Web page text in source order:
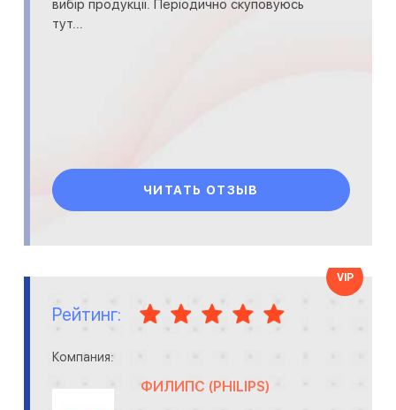
вибір продукції. Періодично скуповуюсь
тут...
ЧИТАТЬ ОТЗЫВ
VIP
Рейтинг:
Компания:
ФИЛИПС (PHILIPS)